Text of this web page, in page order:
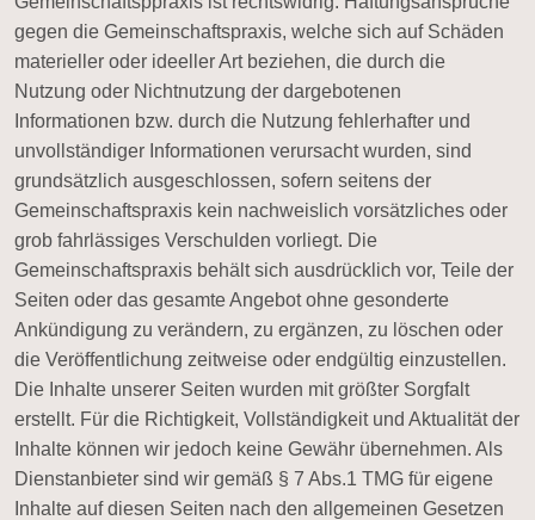
gegen die Gemeinschaftspraxis, welche sich auf Schäden
materieller oder ideeller Art beziehen, die durch die
Nutzung oder Nichtnutzung der dargebotenen
Informationen bzw. durch die Nutzung fehlerhafter und
unvollständiger Informationen verursacht wurden, sind
grundsätzlich ausgeschlossen, sofern seitens der
Gemeinschaftspraxis kein nachweislich vorsätzliches oder
grob fahrlässiges Verschulden vorliegt. Die
Gemeinschaftspraxis behält sich ausdrücklich vor, Teile der
Seiten oder das gesamte Angebot ohne gesonderte
Ankündigung zu verändern, zu ergänzen, zu löschen oder
die Veröffentlichung zeitweise oder endgültig einzustellen.
Die Inhalte unserer Seiten wurden mit größter Sorgfalt
erstellt. Für die Richtigkeit, Vollständigkeit und Aktualität der
Inhalte können wir jedoch keine Gewähr übernehmen. Als
Dienstanbieter sind wir gemäß § 7 Abs.1 TMG für eigene
Inhalte auf diesen Seiten nach den allgemeinen Gesetzen